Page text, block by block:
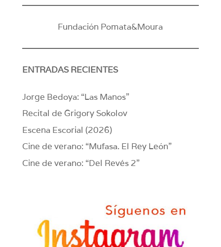
Fundación Pomata&Moura
ENTRADAS RECIENTES
Jorge Bedoya: “Las Manos”
Recital de Grigory Sokolov
Escena Escorial (2026)
Cine de verano: “Mufasa. El Rey León”
Cine de verano: “Del Revés 2”